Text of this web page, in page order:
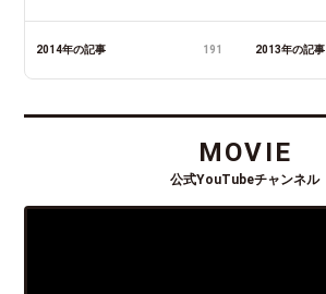
2014年の記事 191 2013年の記事
MOVIE
公式YouTubeチャンネル